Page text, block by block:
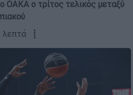
ΟΑΚΑ ο τρίτος τελικός μεταξύ
λεπτά ┋